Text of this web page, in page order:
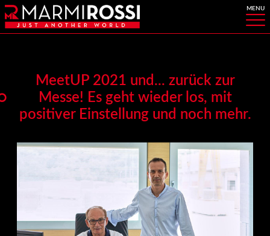
MeetUP 2021 und... zurück zur
Messe! Es geht wieder los, mit
positiver Einstellung und noch mehr.